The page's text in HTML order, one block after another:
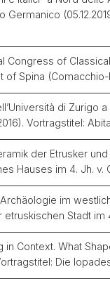
Congress of
of Spina
di
Vortragstitel:
der Etrusker
Hauses im 4. Jh. v.
im
Stadt im
in Context. What
Die